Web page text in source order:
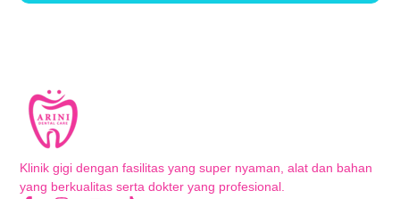
Klinik gigi dengan fasilitas yang super nyaman, alat dan bahan
yang berkualitas serta dokter yang profesional.